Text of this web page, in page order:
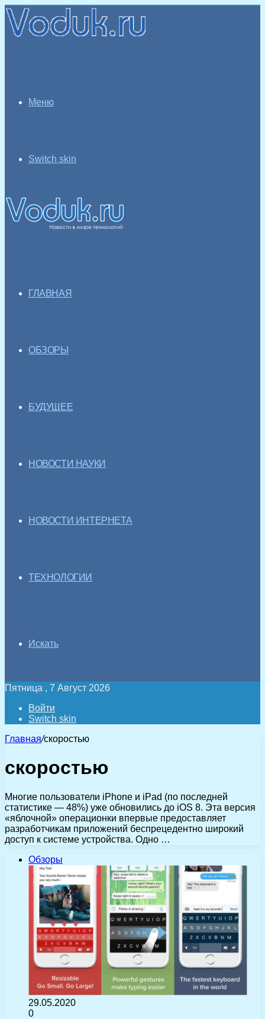
Меню
Switch skin
ГЛАВНАЯ
ОБЗОРЫ
БУДУЩЕЕ
НОВОСТИ НАУКИ
НОВОСТИ ИНТЕРНЕТА
ТЕХНОЛОГИИ
Искать
Пятница , 7 Август 2026
Войти
Switch skin
Главная/скоростью
скоростью
Многие пользователи iPhone и iPad (по последней
статистике — 48%) уже обновились до iOS 8. Эта версия
«яблочной» операционки впервые предоставляет
разработчикам приложений беспрецедентно широкий
доступ к системе устройства. Одно …
Обзоры
29.05.2020
0